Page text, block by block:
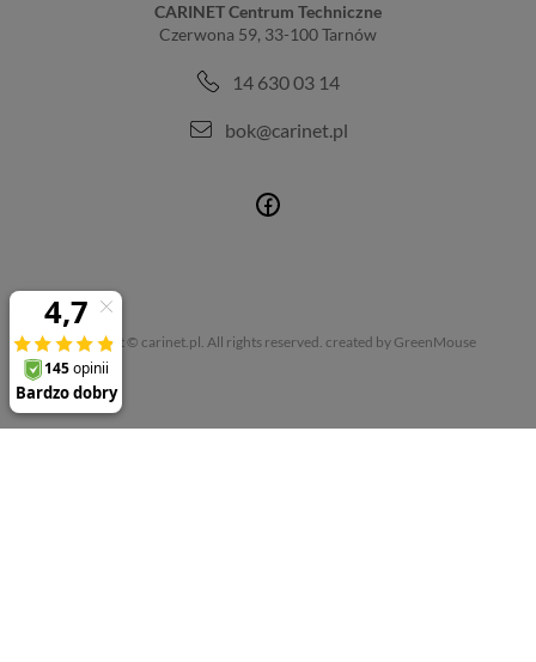
CARINET Centrum Techniczne
Czerwona 59, 33-100 Tarnów
14 630 03 14
bok@carinet.pl
Copyright © carinet.pl. All rights reserved. created by GreenMouse